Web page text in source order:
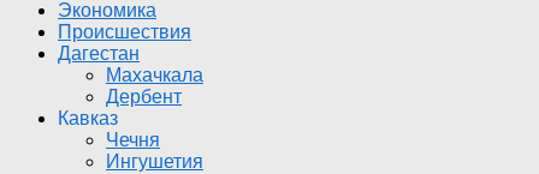
Экономика
Происшествия
Дагестан
Махачкала
Дербент
Кавказ
Чечня
Ингушетия